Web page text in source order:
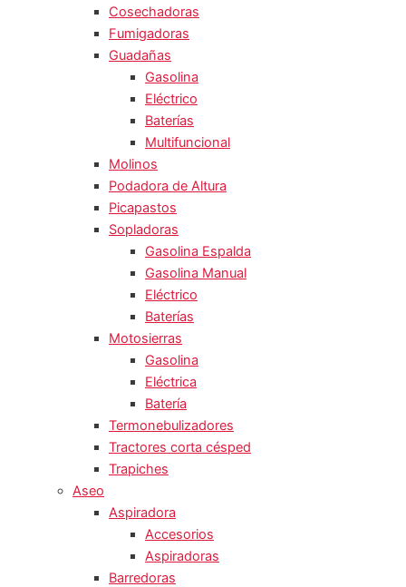
Cosechadoras
Fumigadoras
Guadañas
Gasolina
Eléctrico
Baterías
Multifuncional
Molinos
Podadora de Altura
Picapastos
Sopladoras
Gasolina Espalda
Gasolina Manual
Eléctrico
Baterías
Motosierras
Gasolina
Eléctrica
Batería
Termonebulizadores
Tractores corta césped
Trapiches
Aseo
Aspiradora
Accesorios
Aspiradoras
Barredoras